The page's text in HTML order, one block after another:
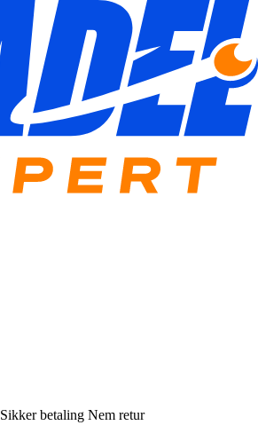
Sikker betaling Nem retur